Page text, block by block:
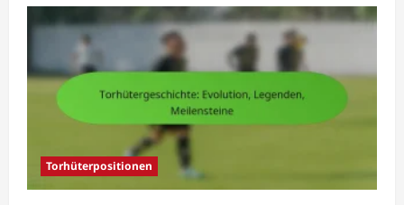
Startender
Verteidiger:
Konsistenz,
Leistung,
Strategie
Torhüterpositionen